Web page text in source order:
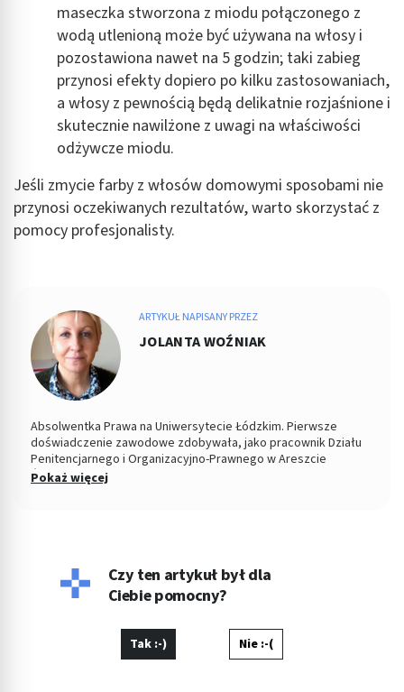
maseczka stworzona z miodu połączonego z
wodą utlenioną może być używana na włosy i
pozostawiona nawet na 5 godzin; taki zabieg
przynosi efekty dopiero po kilku zastosowaniach,
a włosy z pewnością będą delikatnie rozjaśnione i
skutecznie nawilżone z uwagi na właściwości
odżywcze miodu.
Jeśli zmycie farby z włosów domowymi sposobami nie
przynosi oczekiwanych rezultatów, warto skorzystać z
pomocy profesjonalisty.
ARTYKUŁ NAPISANY PRZEZ
JOLANTA WOŹNIAK
Absolwentka Prawa na Uniwersytecie Łódzkim. Pierwsze
doświadczenie zawodowe zdobywała, jako pracownik Działu
Penitencjarnego i Organizacyjno-Prawnego w Areszcie
Śledczym w Łodzi. Od 2004 roku Zastępca Prezesa i Członek
Pokaż więcej
Czy ten artykuł był dla
Ciebie pomocny?
Tak :-) Nie :-(